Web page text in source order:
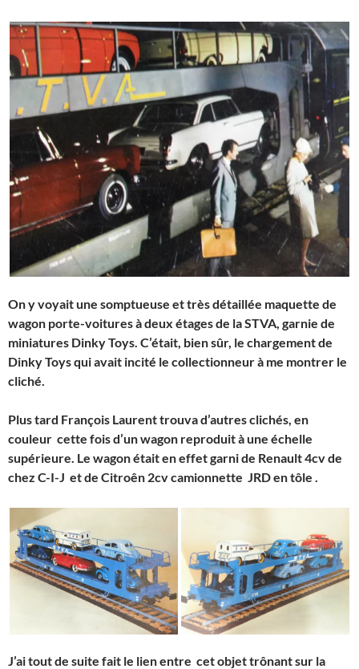
On y voyait une somptueuse et très détaillée maquette de
wagon porte-voitures à deux étages de la STVA, garnie de
miniatures Dinky Toys. C’était, bien sûr, le chargement de
Dinky Toys qui avait incité le collectionneur à me montrer le
cliché.
Plus tard François Laurent trouva d’autres clichés, en
couleur cette fois d’un wagon reproduit à une échelle
supérieure. Le wagon était en effet garni de Renault 4cv de
chez C-I-J et de Citroên 2cv camionnette JRD en tôle .
J’ai tout de suite fait le lien entre cet objet trônant sur la